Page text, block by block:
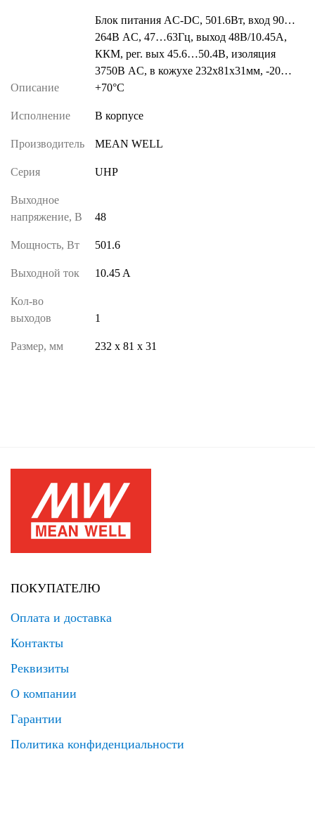
Описание
Блок питания AC-DC, 501.6Вт, вход 90…
264В AC, 47…63Гц, выход 48В/10.45A,
ККМ, рег. вых 45.6…50.4В, изоляция
3750В AC, в кожухе 232х81х31мм, -20…
+70°С
Исполнение В корпусе
Производитель MEAN WELL
Серия UHP
Выходное
напряжение, В
48
Мощность, Вт 501.6
Выходной ток 10.45 A
Кол-во
выходов
1
Размер, мм 232 х 81 х 31
ПОКУПАТЕЛЮ
Оплата и доставка
Контакты
Реквизиты
О компании
Гарантии
Политика конфиденциальности